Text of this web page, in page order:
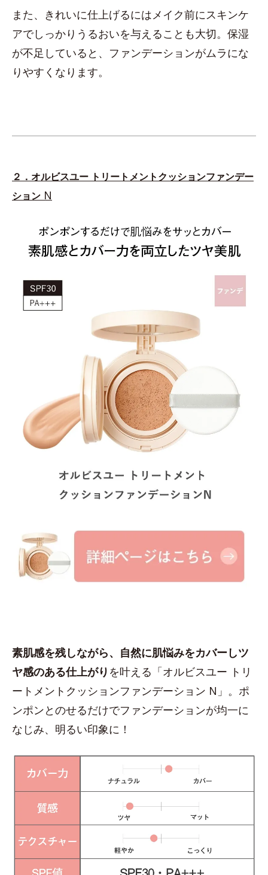
また、きれいに仕上げるにはメイク前にスキンケ
アでしっかりうるおいを与えることも大切。保湿
が不足していると、ファンデーションがムラにな
りやすくなります。
２．オルビスユー トリートメントクッションファンデー
ション N
素肌感を残しながら、自然に肌悩みをカバーしツ
ヤ感のある仕上がり を叶える「オルビスユー トリ
ートメントクッションファンデーション N」。ポ
ンポンとのせるだけでファンデーションが均一に
なじみ、明るい印象に！